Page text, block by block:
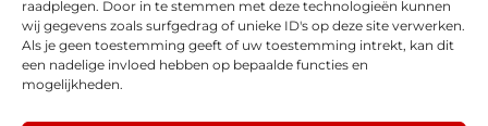
raadplegen. Door in te stemmen met deze technologieën kunnen
wij gegevens zoals surfgedrag of unieke ID's op deze site verwerken.
Als je geen toestemming geeft of uw toestemming intrekt, kan dit
een nadelige invloed hebben op bepaalde functies en
mogelijkheden.
Volg ons